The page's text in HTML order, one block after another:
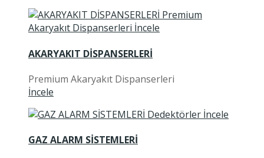
AKARYAKIT DİSPANSERLERİ
Premium Akaryakıt Dispanserleri
İncele
GAZ ALARM SİSTEMLERİ